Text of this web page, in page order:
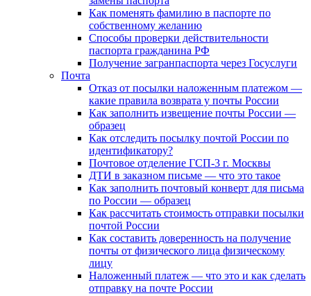
Как поменять фамилию в паспорте по
собственному желанию
Способы проверки действительности
паспорта гражданина РФ
Получение загранпаспорта через Госуслуги
Почта
Отказ от посылки наложенным платежом —
какие правила возврата у почты России
Как заполнить извещение почты России —
образец
Как отследить посылку почтой России по
идентификатору?
Почтовое отделение ГСП-3 г. Москвы
ДТИ в заказном письме — что это такое
Как заполнить почтовый конверт для письма
по России — образец
Как рассчитать стоимость отправки посылки
почтой России
Как составить доверенность на получение
почты от физического лица физическому
лицу
Наложенный платеж — что это и как сделать
отправку на почте России